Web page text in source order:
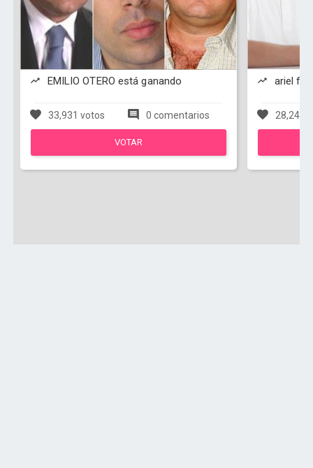
EMILIO OTERO está ganando
33,931 votos 0 comentarios
VOTAR
ariel
28,244